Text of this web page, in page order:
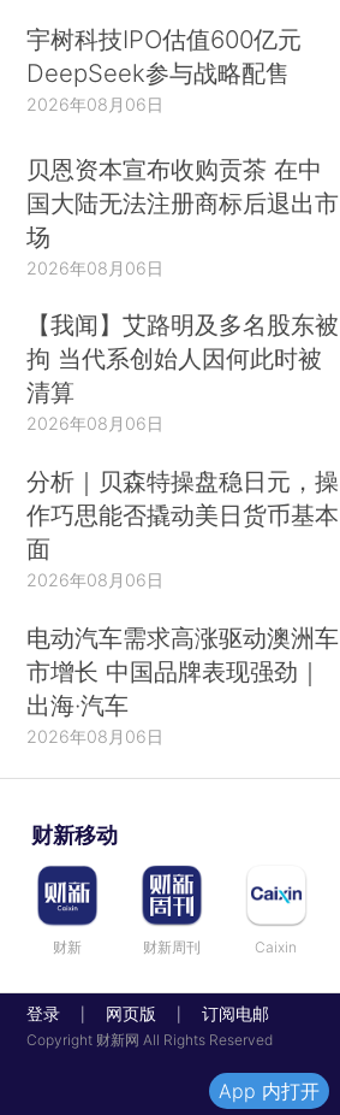
宇树科技IPO估值600亿元
DeepSeek参与战略配售
2026年08月06日
贝恩资本宣布收购贡茶 在中
国大陆无法注册商标后退出市
场
2026年08月06日
【我闻】艾路明及多名股东被
拘 当代系创始人因何此时被
清算
2026年08月06日
分析｜贝森特操盘稳日元，操
作巧思能否撬动美日货币基本
面
2026年08月06日
电动汽车需求高涨驱动澳洲车
市增长 中国品牌表现强劲｜
出海·汽车
2026年08月06日
财新移动
财新 财新周刊 Caixin
登录 网页版 订阅电邮
Copyright 财新网 All Rights Reserved
App 内打开